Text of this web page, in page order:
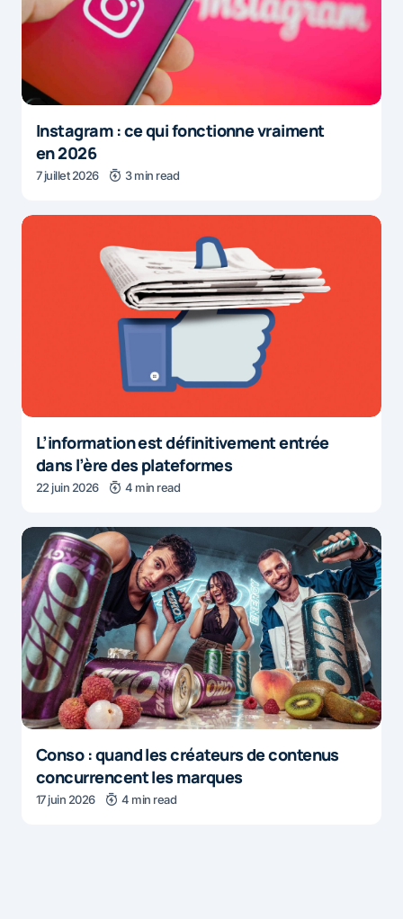
Instagram : ce qui fonctionne vraiment
en 2026
7 juillet 2026 3 min read
L’information est définitivement entrée
dans l’ère des plateformes
22 juin 2026 4 min read
Conso : quand les créateurs de contenus
concurrencent les marques
17 juin 2026 4 min read